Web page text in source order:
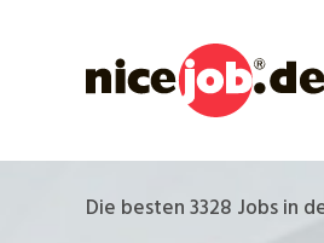
Die besten 3328 Jobs in